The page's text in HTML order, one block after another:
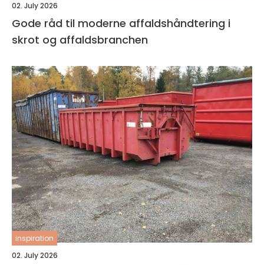
02. July 2026
Gode råd til moderne affaldshåndtering i
skrot og affaldsbranchen
inspiration
02. July 2026